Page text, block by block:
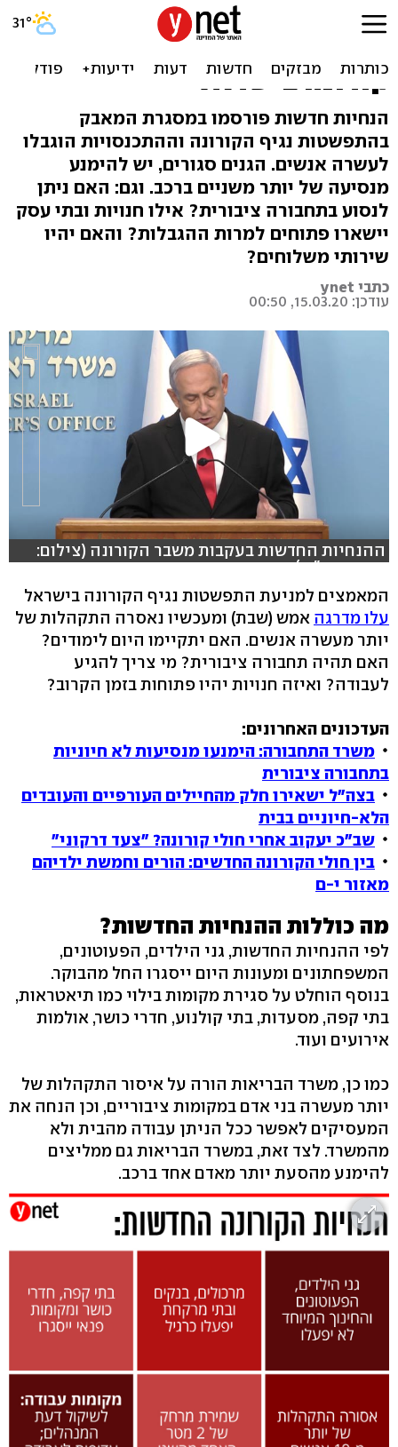
עד 10 בני אדם: מה פתוח ומה
ייסגר? שאלות ותשובות |
קורונה בישראל
הנחיות חדשות פורסמו במסגרת המאבק
בהתפשטות נגיף הקורונה וההתכנסויות הוגבלו
לעשרה אנשים. הגנים סגורים, יש להימנע
מנסיעה של יותר משניים ברכב. וגם: האם ניתן
לנסוע בתחבורה ציבורית? אילו חנויות ובתי עסק
יישארו פתוחים למרות ההגבלות? והאם יהיו
שירותי משלוחים?
כתבי ynet
עודכן: 15.03.20, 00:50
ההנחיות החדשות בעקבות משבר הקורונה (צילום:
משרד רה"מ )
המאמצים למניעת התפשטות נגיף הקורונה בישראל
עלו מדרגה אמש (שבת) ומעכשיו נאסרה התקהלות של
יותר מעשרה אנשים. האם יתקיימו היום לימודים?
האם תהיה תחבורה ציבורית? מי צריך להגיע
לעבודה? ואיזה חנויות יהיו פתוחות בזמן הקרוב?
העדכונים האחרונים:
משרד התחבורה: הימנעו מנסיעות לא חיוניות
בתחבורה ציבורית
בצה"ל ישאירו חלק מהחיילים העורפיים והעובדים
הלא-חיוניים בבית
שב"כ יעקוב אחרי חולי קורונה? "צעד דרקוני"
בין חולי הקורונה החדשים: הורים וחמשת ילדיהם
מאזור י-ם
מה כוללות ההנחיות החדשות?
לפי ההנחיות החדשות, גני הילדים, הפעוטונים,
המשפחתונים ומעונות היום ייסגרו החל מהבוקר.
בנוסף הוחלט על סגירת מקומות בילוי כמו תיאטראות,
בתי קפה, מסעדות, בתי קולנוע, חדרי כושר, אולמות
אירועים ועוד.
כמו כן, משרד הבריאות הורה על איסור התקהלות של
יותר מעשרה בני אדם במקומות ציבוריים, וכן הנחה את
המעסיקים לאפשר ככל הניתן עבודה מהבית ולא
מהמשרד. לצד זאת, במשרד הבריאות גם ממליצים
להימנע מהסעת יותר מאדם אחד ברכב.